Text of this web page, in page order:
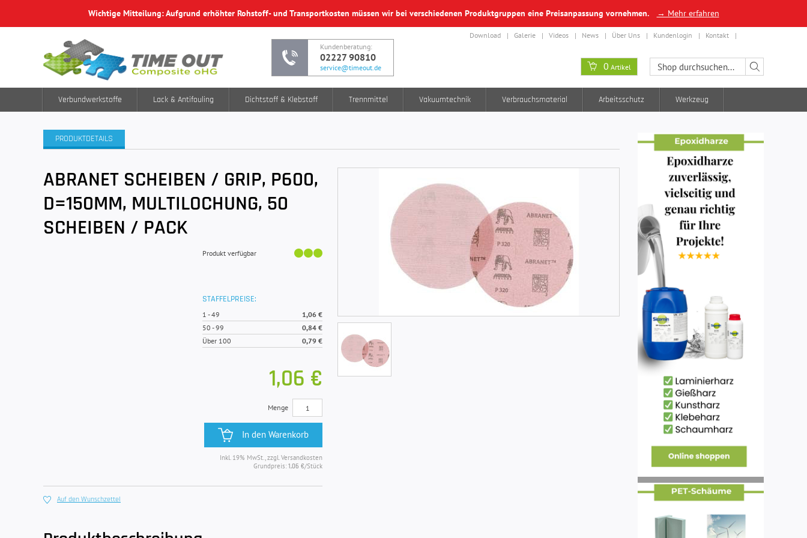
Wichtige Mitteilung: Aufgrund erhöhter Rohstoff- und Transportkosten müssen wir bei verschiedenen Produktgruppen eine Preisanpassung vornehmen. → Mehr erfahren
Kundenberatung:
02227 90810
service@timeout.de
Download Galerie Videos News Über Uns Kundenlogin Kontakt
0 Artikel
Verbundwerkstoffe Lack & Antifouling Dichtstoff & Klebstoff Trennmittel Vakuumtechnik Verbrauchsmaterial Arbeitsschutz Werkzeug
PRODUKTDETAILS
ABRANET SCHEIBEN / GRIP, P600,
D=150MM, MULTILOCHUNG, 50
SCHEIBEN / PACK
Produkt verfügbar
STAFFELPREISE:
1 -49
1,06 €
50 -99
0,84 €
Über 100
0,79 €
1,06 €
Menge
In den Warenkorb
Inkl. 19% MwSt., zzgl. Versandkosten
Grundpreis: 1,06 €/Stück
Auf den Wunschzettel